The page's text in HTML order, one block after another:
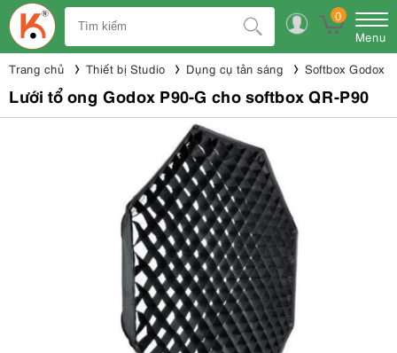
0
Menu
Trang chủ Thiết bị Studio Dụng cụ tản sáng Softbox Godox
Lưới tổ ong Godox P90-G cho softbox QR-P90